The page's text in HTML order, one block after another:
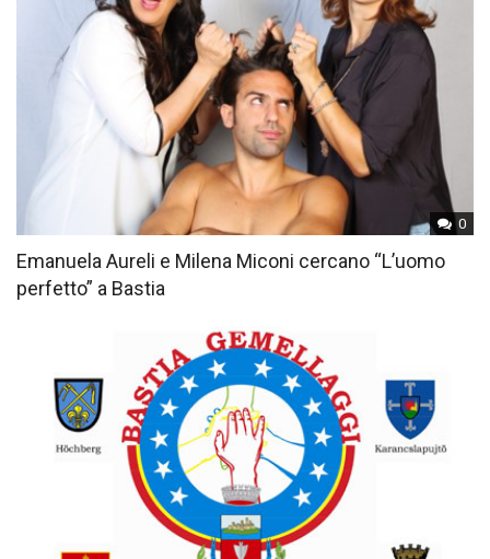
0
Emanuela Aureli e Milena Miconi cercano “L’uomo
perfetto” a Bastia